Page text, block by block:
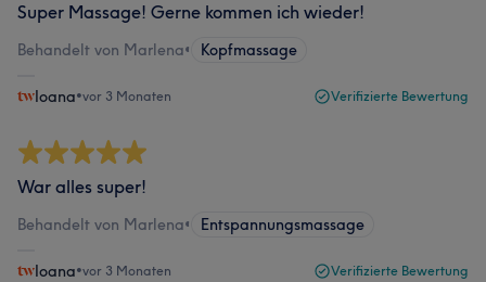
Super Massage! Gerne kommen ich wieder!
Behandelt von Marlena• Kopfmassage
Ioana•vor 3 Monaten Verifizierte Bewertung
War alles super!
Behandelt von Marlena• Entspannungsmassage
Ioana•vor 3 Monaten Verifizierte Bewertung